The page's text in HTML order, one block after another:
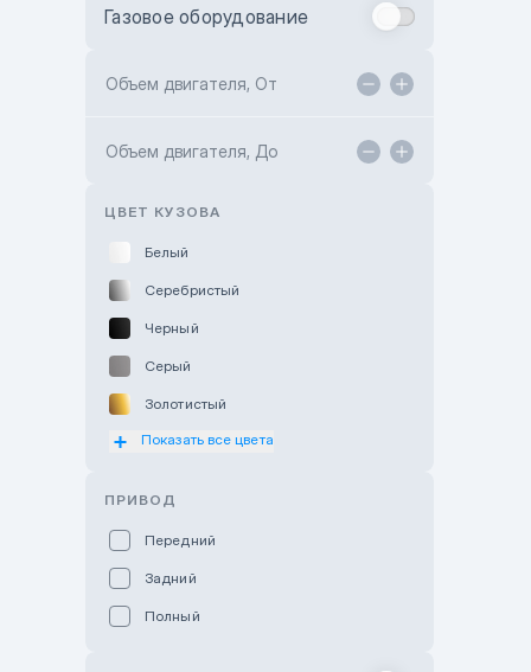
Toyota Kokshetau
Hyundai ShymCity
Газовое оборудование
Объем двигателя, От
Объем двигателя, До
ЦВЕТ КУЗОВА
Белый
Серебристый
Черный
Серый
Золотистый
Оранжевый
Показать все цвета
ПРИВОД
Передний
Задний
Полный